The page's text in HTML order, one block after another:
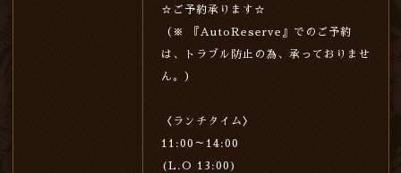
☆ご予約承ります☆
（※ 『AutoReserve』でのご予約
は、トラブル防止の為、承っておりませ
ん。）
〈ランチタイム〉
11:00～14:00
(L.O 13:00)